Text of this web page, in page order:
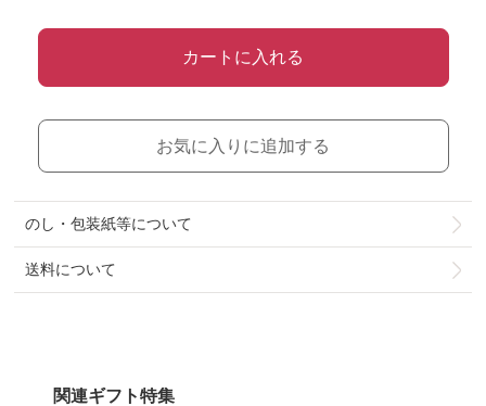
カートに入れる
お気に入りに追加する
のし・包装紙等について
送料について
関連ギフト特集